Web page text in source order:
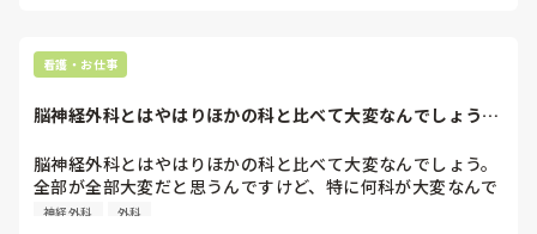
看護・お仕事
脳神経外科とはやはりほかの科と比べて大変なんでしょう。
脳神経外科とはやはりほかの科と比べて大変なんでしょう。
全部が全部大変だと思うんですけど、特に何科が大変なんで
しょう。
神経外科 外科